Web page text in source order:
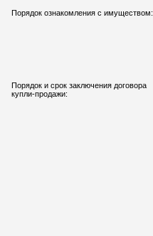
Порядок ознакомления с имуществом:
Порядок и срок заключения договора
купли-продажи: